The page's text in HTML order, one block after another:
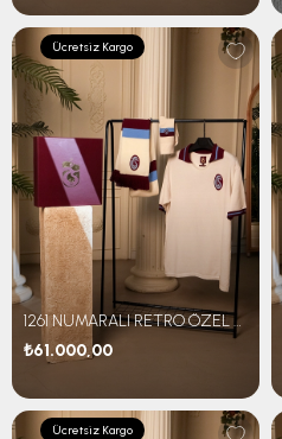
1261 NUMARALI RETRO ÖZEL SET
₺61.000,00
Ücretsiz Kargo
Ücretsiz Kargo